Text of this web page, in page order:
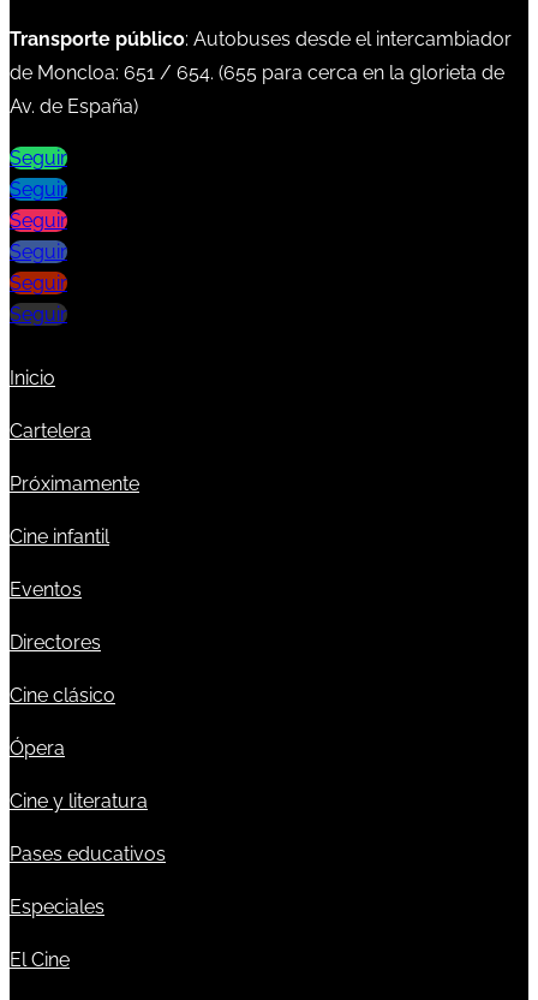
Transporte público: Autobuses desde el intercambiador
de Moncloa: 651 / 654. (655 para cerca en la glorieta de
Av. de España)
Seguir
Seguir
Seguir
Seguir
Seguir
Seguir
Inicio
Cartelera
Próximamente
Cine infantil
Eventos
Directores
Cine clásico
Ópera
Cine y literatura
Pases educativos
Especiales
El Cine